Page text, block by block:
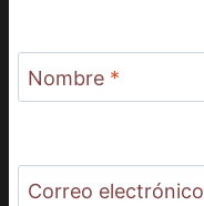
Nombre *
Correo electrónico